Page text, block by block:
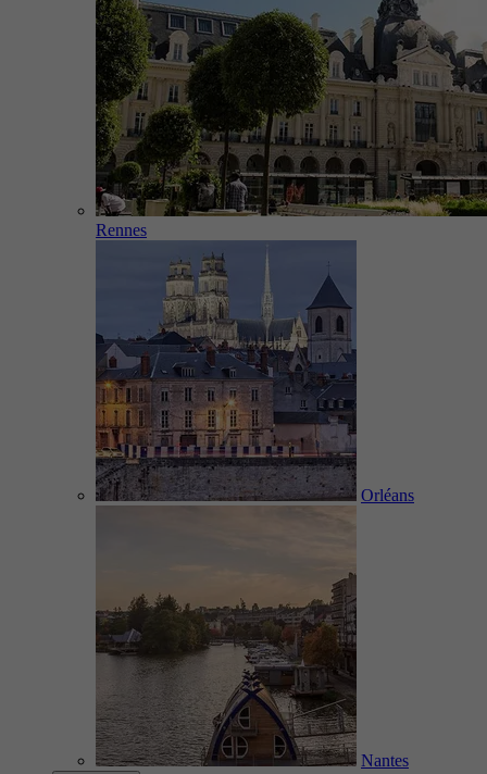
Rennes
Orléans
Nantes